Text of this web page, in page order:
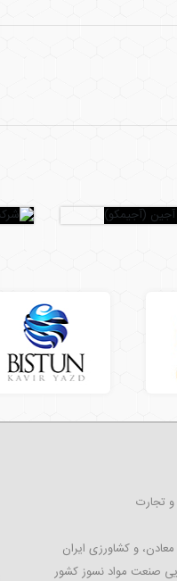
تجارت
معادن، و کشاورزی ایران
صنعت مواد نسوز کشور